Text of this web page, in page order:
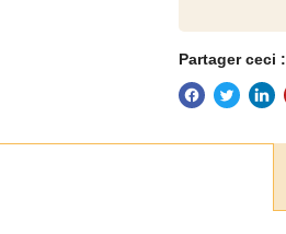
Partager ceci :